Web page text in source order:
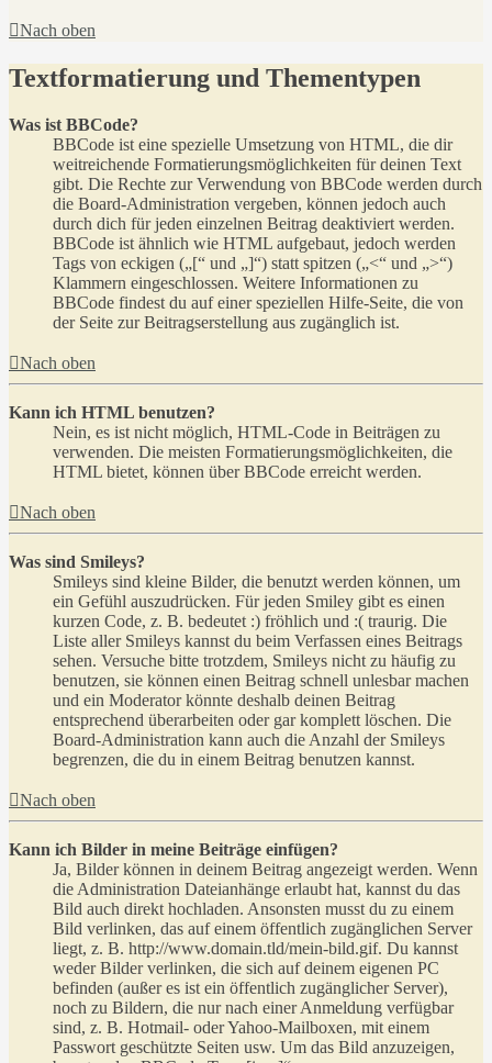
Nach oben
Textformatierung und Thementypen
Was ist BBCode?
BBCode ist eine spezielle Umsetzung von HTML, die dir
weitreichende Formatierungsmöglichkeiten für deinen Text
gibt. Die Rechte zur Verwendung von BBCode werden durch
die Board-Administration vergeben, können jedoch auch
durch dich für jeden einzelnen Beitrag deaktiviert werden.
BBCode ist ähnlich wie HTML aufgebaut, jedoch werden
Tags von eckigen („[“ und „]“) statt spitzen („<“ und „>“)
Klammern eingeschlossen. Weitere Informationen zu
BBCode findest du auf einer speziellen Hilfe-Seite, die von
der Seite zur Beitragserstellung aus zugänglich ist.
Nach oben
Kann ich HTML benutzen?
Nein, es ist nicht möglich, HTML-Code in Beiträgen zu
verwenden. Die meisten Formatierungsmöglichkeiten, die
HTML bietet, können über BBCode erreicht werden.
Nach oben
Was sind Smileys?
Smileys sind kleine Bilder, die benutzt werden können, um
ein Gefühl auszudrücken. Für jeden Smiley gibt es einen
kurzen Code, z. B. bedeutet :) fröhlich und :( traurig. Die
Liste aller Smileys kannst du beim Verfassen eines Beitrags
sehen. Versuche bitte trotzdem, Smileys nicht zu häufig zu
benutzen, sie können einen Beitrag schnell unlesbar machen
und ein Moderator könnte deshalb deinen Beitrag
entsprechend überarbeiten oder gar komplett löschen. Die
Board-Administration kann auch die Anzahl der Smileys
begrenzen, die du in einem Beitrag benutzen kannst.
Nach oben
Kann ich Bilder in meine Beiträge einfügen?
Ja, Bilder können in deinem Beitrag angezeigt werden. Wenn
die Administration Dateianhänge erlaubt hat, kannst du das
Bild auch direkt hochladen. Ansonsten musst du zu einem
Bild verlinken, das auf einem öffentlich zugänglichen Server
liegt, z. B. http://www.domain.tld/mein-bild.gif. Du kannst
weder Bilder verlinken, die sich auf deinem eigenen PC
befinden (außer es ist ein öffentlich zugänglicher Server),
noch zu Bildern, die nur nach einer Anmeldung verfügbar
sind, z. B. Hotmail- oder Yahoo-Mailboxen, mit einem
Passwort geschützte Seiten usw. Um das Bild anzuzeigen,